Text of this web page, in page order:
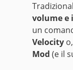
volume e
un
Velocity
Mod (e il